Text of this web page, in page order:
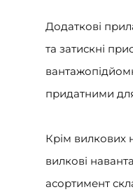
Додаткові
та затискні
придатними
Крім вилкових
вилкові
асортимент